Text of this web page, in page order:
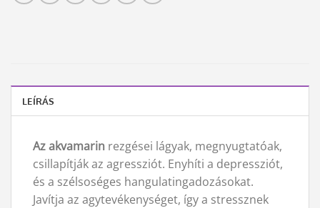
LEÍRÁS
Az akvamarin rezgései lágyak, megnyugtatóak,
csillapítják az agressziót. Enyhíti a depressziót,
és a szélsoséges hangulatingadozásokat.
Javítja az agytevékenységet, így a stressznek